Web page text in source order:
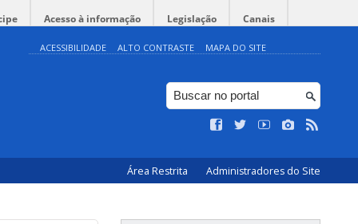
Acesso à informação Legislação Canais
ACESSIBILIDADE ALTO CONTRASTE MAPA DO SITE
Área Restrita Administradores do Site